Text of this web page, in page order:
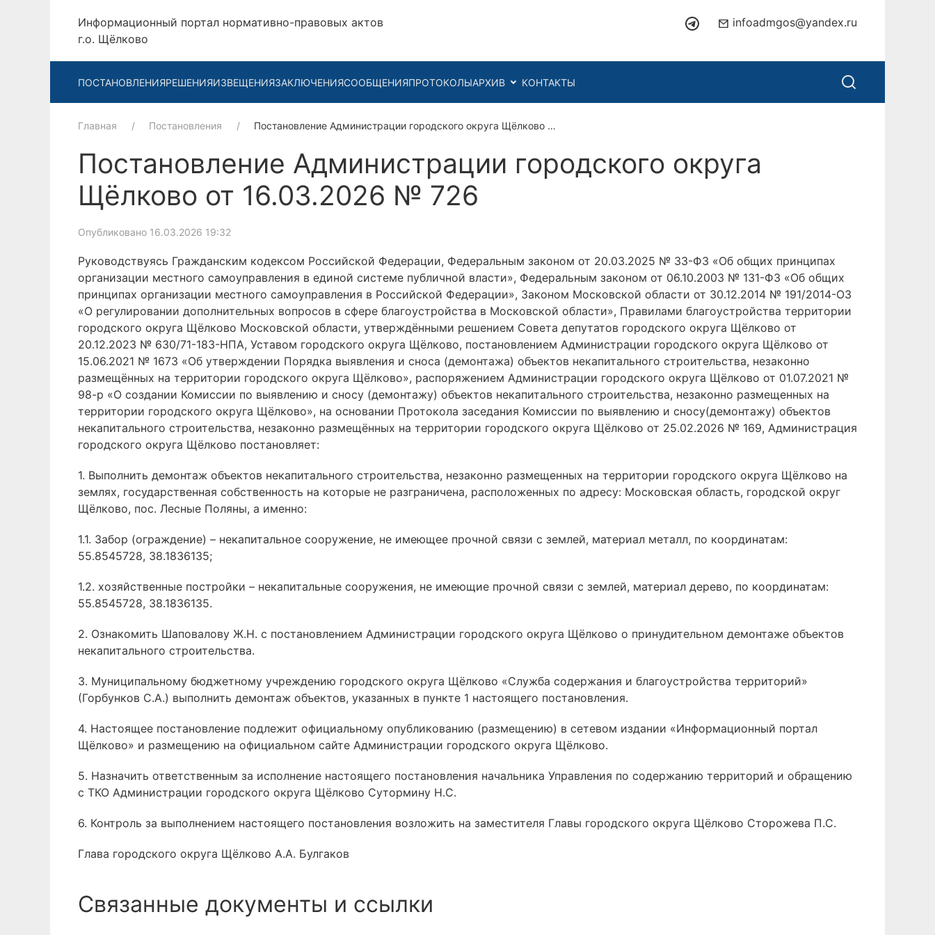
Информационный портал нормативно-правовых актов
г.о. Щёлково
infoadmgos@yandex.ru
ПОСТАНОВЛЕНИЯРЕШЕНИЯИЗВЕЩЕНИЯЗАКЛЮЧЕНИЯСООБЩЕНИЯПРОТОКОЛЫАРХИВ КОНТАКТЫ
Главная Постановления Постановление Администрации городского округа Щёлково …
Постановление Администрации городского округа
Щёлково от 16.03.2026 № 726
Опубликовано 16.03.2026 19:32
Руководствуясь Гражданским кодексом Российской Федерации, Федеральным законом от 20.03.2025 № 33-ФЗ «Об общих принципах
организации местного самоуправления в единой системе публичной власти», Федеральным законом от 06.10.2003 № 131-ФЗ «Об общих
принципах организации местного самоуправления в Российской Федерации», Законом Московской области от 30.12.2014 № 191/2014-ОЗ
«О регулировании дополнительных вопросов в сфере благоустройства в Московской области», Правилами благоустройства территории
городского округа Щёлково Московской области, утверждёнными решением Совета депутатов городского округа Щёлково от
20.12.2023 № 630/71-183-НПА, Уставом городского округа Щёлково, постановлением Администрации городского округа Щёлково от
15.06.2021 № 1673 «Об утверждении Порядка выявления и сноса (демонтажа) объектов некапитального строительства, незаконно
размещённых на территории городского округа Щёлково», распоряжением Администрации городского округа Щёлково от 01.07.2021 №
98-р «О создании Комиссии по выявлению и сносу (демонтажу) объектов некапитального строительства, незаконно размещенных на
территории городского округа Щёлково», на основании Протокола заседания Комиссии по выявлению и сносу(демонтажу) объектов
некапитального строительства, незаконно размещённых на территории городского округа Щёлково от 25.02.2026 № 169, Администрация
городского округа Щёлково постановляет:
1. Выполнить демонтаж объектов некапитального строительства, незаконно размещенных на территории городского округа Щёлково на
землях, государственная собственность на которые не разграничена, расположенных по адресу: Московская область, городской округ
Щёлково, пос. Лесные Поляны, а именно:
1.1. Забор (ограждение) – некапитальное сооружение, не имеющее прочной связи с землей, материал металл, по координатам:
55.8545728, 38.1836135;
1.2. хозяйственные постройки – некапитальные сооружения, не имеющие прочной связи с землей, материал дерево, по координатам:
55.8545728, 38.1836135.
2. Ознакомить Шаповалову Ж.Н. с постановлением Администрации городского округа Щёлково о принудительном демонтаже объектов
некапитального строительства.
3. Муниципальному бюджетному учреждению городского округа Щёлково «Служба содержания и благоустройства территорий»
(Горбунков С.А.) выполнить демонтаж объектов, указанных в пункте 1 настоящего постановления.
4. Настоящее постановление подлежит официальному опубликованию (размещению) в сетевом издании «Информационный портал
Щёлково» и размещению на официальном сайте Администрации городского округа Щёлково.
5. Назначить ответственным за исполнение настоящего постановления начальника Управления по содержанию территорий и обращению
с ТКО Администрации городского округа Щёлково Сутормину Н.С.
6. Контроль за выполнением настоящего постановления возложить на заместителя Главы городского округа Щёлково Сторожева П.С.
Глава городского округа Щёлково А.А. Булгаков
Связанные документы и ссылки